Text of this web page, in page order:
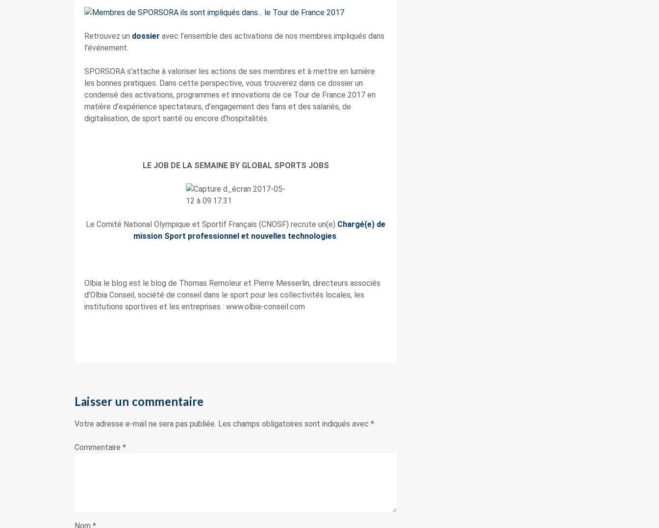
Retrouvez un dossier avec l’ensemble des activations de nos membres impliqués dans
l’événement.
SPORSORA s’attache à valoriser les actions de ses membres et à mettre en lumière
les bonnes pratiques. Dans cette perspective, vous trouverez dans ce dossier un
condensé des activations, programmes et innovations de ce Tour de France 2017 en
matière d’expérience spectateurs, d’engagement des fans et des salariés, de
digitalisation, de sport santé ou encore d’hospitalités.
LE JOB DE LA SEMAINE BY GLOBAL SPORTS JOBS
Le Comité National Olympique et Sportif Français (CNOSF) recrute un(e) Chargé(e) de
mission Sport professionnel et nouvelles technologies.
Olbia le blog est le blog de Thomas Remoleur et Pierre Messerlin, directeurs associés
d’Olbia Conseil, société de conseil dans le sport pour les collectivités locales, les
institutions sportives et les entreprises : www.olbia-conseil.com
Laisser un commentaire
Votre adresse e-mail ne sera pas publiée. Les champs obligatoires sont indiqués avec *
Commentaire *
Nom *